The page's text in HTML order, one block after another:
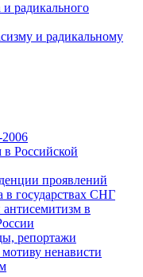
радикального
и радикальному
Российской
проявлений
в государствах СНГ
в
репортажи
ненависти